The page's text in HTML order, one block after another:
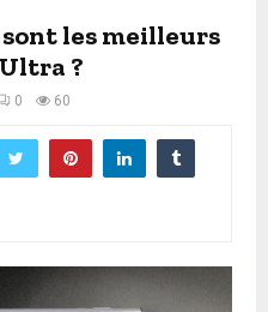
les meilleurs
?
0 60